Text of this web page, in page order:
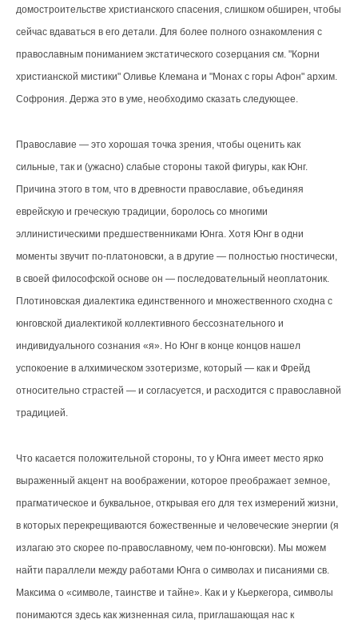
домостроительстве христианского спасения, слишком обширен, чтобы
сейчас вдаваться в его детали. Для более полного ознакомления с
православным пониманием экстатического созерцания см. "Корни
христианской мистики" Оливье Клемана и "Монах с горы Афон" архим.
Софрония. Держа это в уме, необходимо сказать следующее.
Православие — это хорошая точка зрения, чтобы оценить как
сильные, так и (ужасно) слабые стороны такой фигуры, как Юнг.
Причина этого в том, что в древности православие, объединяя
еврейскую и греческую традиции, боролось со многими
эллинистическими предшественниками Юнга. Хотя Юнг в одни
моменты звучит по-платоновски, а в другие — полностью гностически,
в своей философской основе он — последовательный неоплатоник.
Плотиновская диалектика единственного и множественного сходна с
юнговской диалектикой коллективного бессознательного и
индивидуального сознания «я». Но Юнг в конце концов нашел
успокоение в алхимическом эзотеризме, который — как и Фрейд
относительно страстей — и согласуется, и расходится с православной
традицией.
Что касается положительной стороны, то у Юнга имеет место ярко
выраженный акцент на воображении, которое преображает земное,
прагматическое и буквальное, открывая его для тех измерений жизни,
в которых перекрещиваются божественные и человеческие энергии (я
излагаю это скорее по-православному, чем по-юнговски). Мы можем
найти параллели между работами Юнга о символах и писаниями св.
Максима о «символе, таинстве и тайне». Как и у Кьеркегора, символы
понимаются здесь как жизненная сила, приглашающая нас к